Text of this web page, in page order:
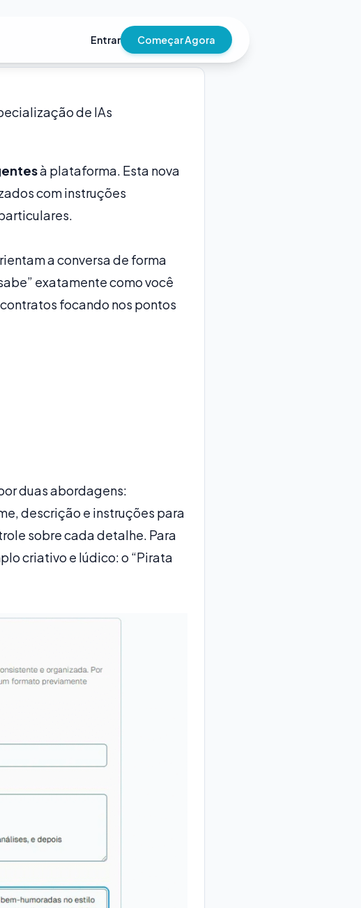
Entrar Começar Agora
de IAs
à plataforma. Esta nova
com instruções
a conversa de forma
exatamente como você
focando nos pontos
duas abordagens:
descrição e instruções para
sobre cada detalhe. Para
criativo e lúdico: o “Pirata